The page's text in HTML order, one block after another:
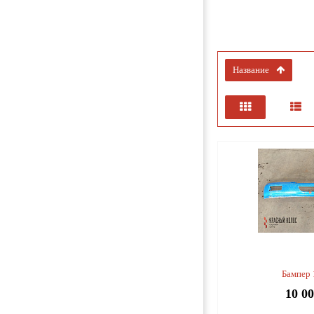
название
Бампер
10